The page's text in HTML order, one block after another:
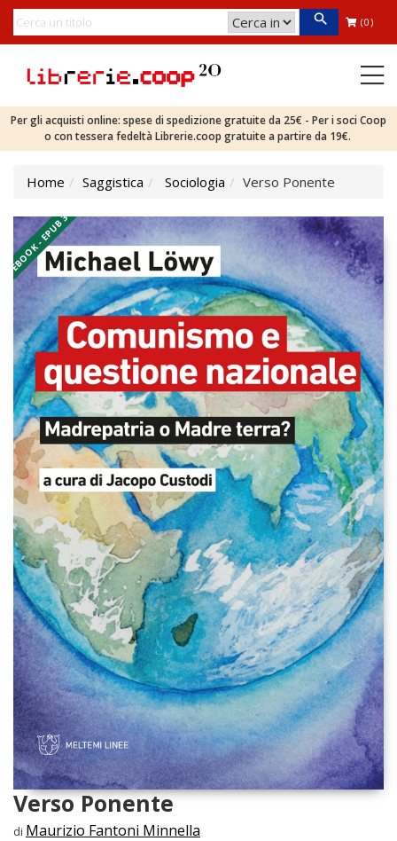
(0)
Per gli acquisti online: spese di spedizione gratuite da 25€ - Per i soci Coop
o con tessera fedeltà Librerie.coop gratuite a partire da 19€.
Home Saggistica Sociologia Verso Ponente
EBOOK - EPUB 3
Verso Ponente
di Maurizio Fantoni Minnella